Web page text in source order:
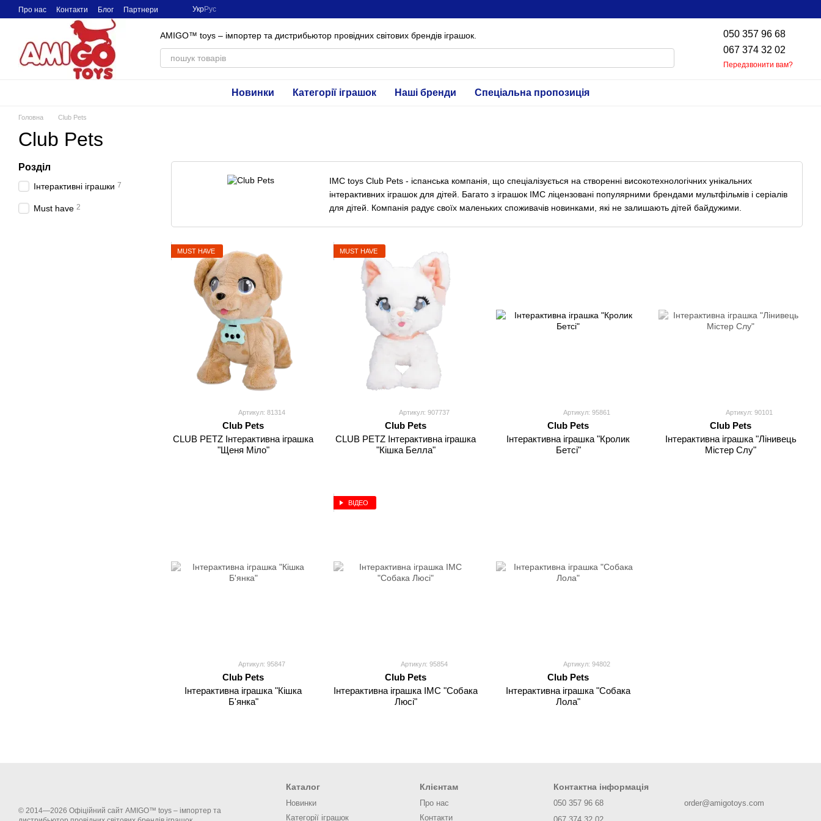
Перейти до основного контенту
Про нас Контакти Блог Партнери УкрРус
AMIGO™ toys – імпортер та дистрибьютор провідних світових брендів іграшок.
050 357 96 68
067 374 32 02
Передзвонити вам?
Новинки Категорії іграшок Наші бренди Спеціальна пропозиція
Головна Club Pets
Club Pets
IMC toys Club Pets - іспанська компанія, що спеціалізується на створенні високотехнологічних унікальних
інтерактивних іграшок для дітей. Багато з іграшок ІМС ліцензовані популярними брендами мультфільмів і серіалів
для дітей. Компанія радує своїх маленьких споживачів новинками, які не залишають дітей байдужими.
MUST HAVE
Артикул: 81314
Club Pets
CLUB PETZ Інтерактивна іграшка
"Щеня Міло"
MUST HAVE
Артикул: 907737
Club Pets
CLUB PETZ Інтерактивна іграшка
"Кішка Белла"
Артикул: 95861
Club Pets
Інтерактивна іграшка "Кролик
Бетсі"
Артикул: 90101
Club Pets
Інтерактивна іграшка "Лінивець
Містер Слу"
Артикул: 95847
Club Pets
Інтерактивна іграшка "Кішка
Б'янка"
ВІДЕО
Артикул: 95854
Club Pets
Інтерактивна іграшка IMC "Собака
Люсі"
Артикул: 94802
Club Pets
Інтерактивна іграшка "Собака
Лола"
Розділ
Інтерактивні іграшки 7
Must have 2
© 2014—2026 Офіційний сайт AMIGO™ toys – імпортер та
Каталог
Новинки
Категорії іграшок
Клієнтам
Про нас
Контакти
Контактна інформація
050 357 96 68
order@amigotoys.com